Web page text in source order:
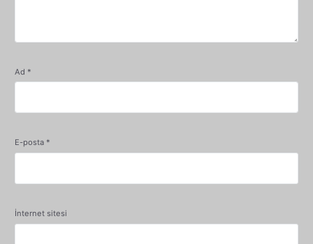
Ad *
E-posta *
İnternet sitesi